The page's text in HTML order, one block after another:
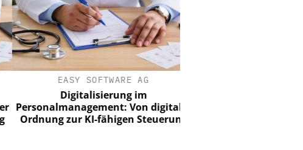
EASY SOFTWARE AG
Digitalisierung im
Personalmanagement: Von digitaler
Ordnung zur KI-fähigen Steuerung